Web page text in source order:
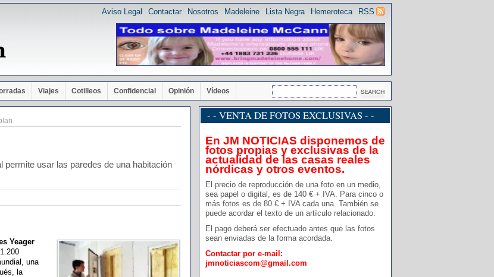
RSS
Hemeroteca
Lista Negra
Madeleine
Nosotros
Contactar
Aviso Legal
Viajes Cotilleos Confidencial Opinión Vídeos
usar las paredes de una habitación
Yeager
una
la
- - VENTA DE FOTOS EXCLUSIVAS - -
En JM NOTICIAS disponemos de
fotos propias y exclusivas de la
actualidad de las casas reales
nórdicas y otros eventos.
El precio de reproducción de una foto en un medio,
sea papel o digital, es de 140 € + IVA. Para cinco o
más fotos es de 80 € + IVA cada una. También se
puede acordar el texto de un artículo relacionado.
El pago deberá ser efectuado antes que las fotos
sean enviadas de la forma acordada.
Contactar por e-mail:
jmnoticiascom@gmail.com